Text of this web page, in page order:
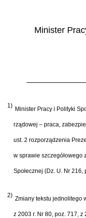
Minister
1) Minister Pracy i Polityki
rządowej – praca,
ust. 2 rozporządzenia
w sprawie szczegółowego
Społecznej (Dz. U. Nr 216,
2) Zmiany tekstu jednolitego
z 2003 r. Nr 80, poz. 717,